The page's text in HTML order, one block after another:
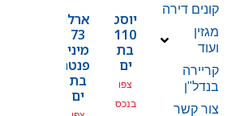
קונים דירה
מגזין
ועוד
קריירה
בנדל"ן
צור קשר
יוסטפל
110
בת
ים
צפו
בנכס
ארלוזרוב
73
מיני
פנטהאוז
בת
ים